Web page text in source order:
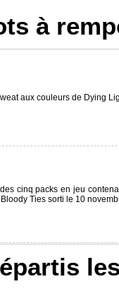
à
aux couleurs de Dying
cinq packs en jeu
Bloody Ties sorti le 10